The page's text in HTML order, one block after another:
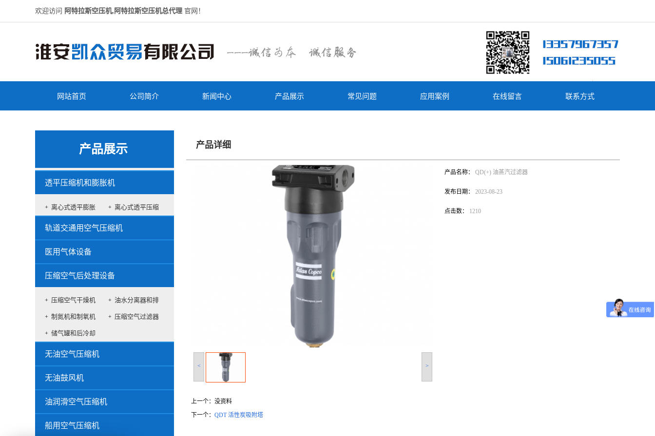
欢迎访问 阿特拉斯空压机,阿特拉斯空压机总代理 官网！
网站首页 公司简介 新闻中心 产品展示 常见问题 应用案例 在线留言 联系方式
产品展示
透平压缩机和膨胀机
离心式透平膨胀
机
离心式透平压缩
机
轨道交通用空气压缩机
医用气体设备
压缩空气后处理设备
压缩空气干燥机 油水分离器和排
水
制氮机和制氧机 压缩空气过滤器
储气罐和后冷却
器
无油空气压缩机
无油鼓风机
油润滑空气压缩机
船用空气压缩机
产品详细
< >
产品名称： QD(+) 油蒸汽过滤器
发布日期： 2023-08-23
点击数： 1210
上一个： 没资料
下一个： QDT 活性炭吸附塔